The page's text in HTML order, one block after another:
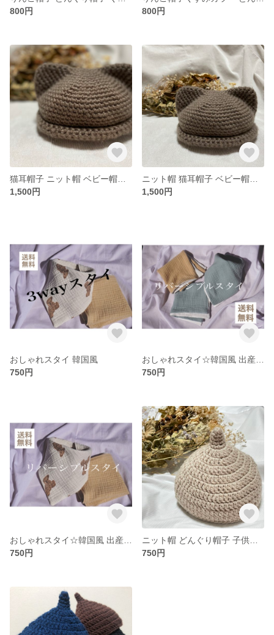
800円
800円
1,500円
1,500円
おしゃれスタイ 韓国風
750円
750円
750円
750円